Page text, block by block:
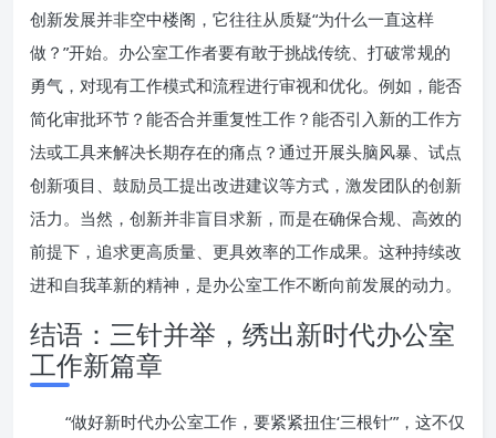
创新发展并非空中楼阁，它往往从质疑“为什么一直这样
做？”开始。办公室工作者要有敢于挑战传统、打破常规的
勇气，对现有工作模式和流程进行审视和优化。例如，能否
简化审批环节？能否合并重复性工作？能否引入新的工作方
法或工具来解决长期存在的痛点？通过开展头脑风暴、试点
创新项目、鼓励员工提出改进建议等方式，激发团队的创新
活力。当然，创新并非盲目求新，而是在确保合规、高效的
前提下，追求更高质量、更具效率的工作成果。这种持续改
进和自我革新的精神，是办公室工作不断向前发展的动力。
结语：三针并举，绣出新时代办公室
工作新篇章
“做好新时代办公室工作，要紧紧扭住‘三根针’”，这不仅